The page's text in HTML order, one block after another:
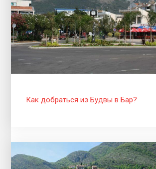
Как добраться из Будвы в Бар?